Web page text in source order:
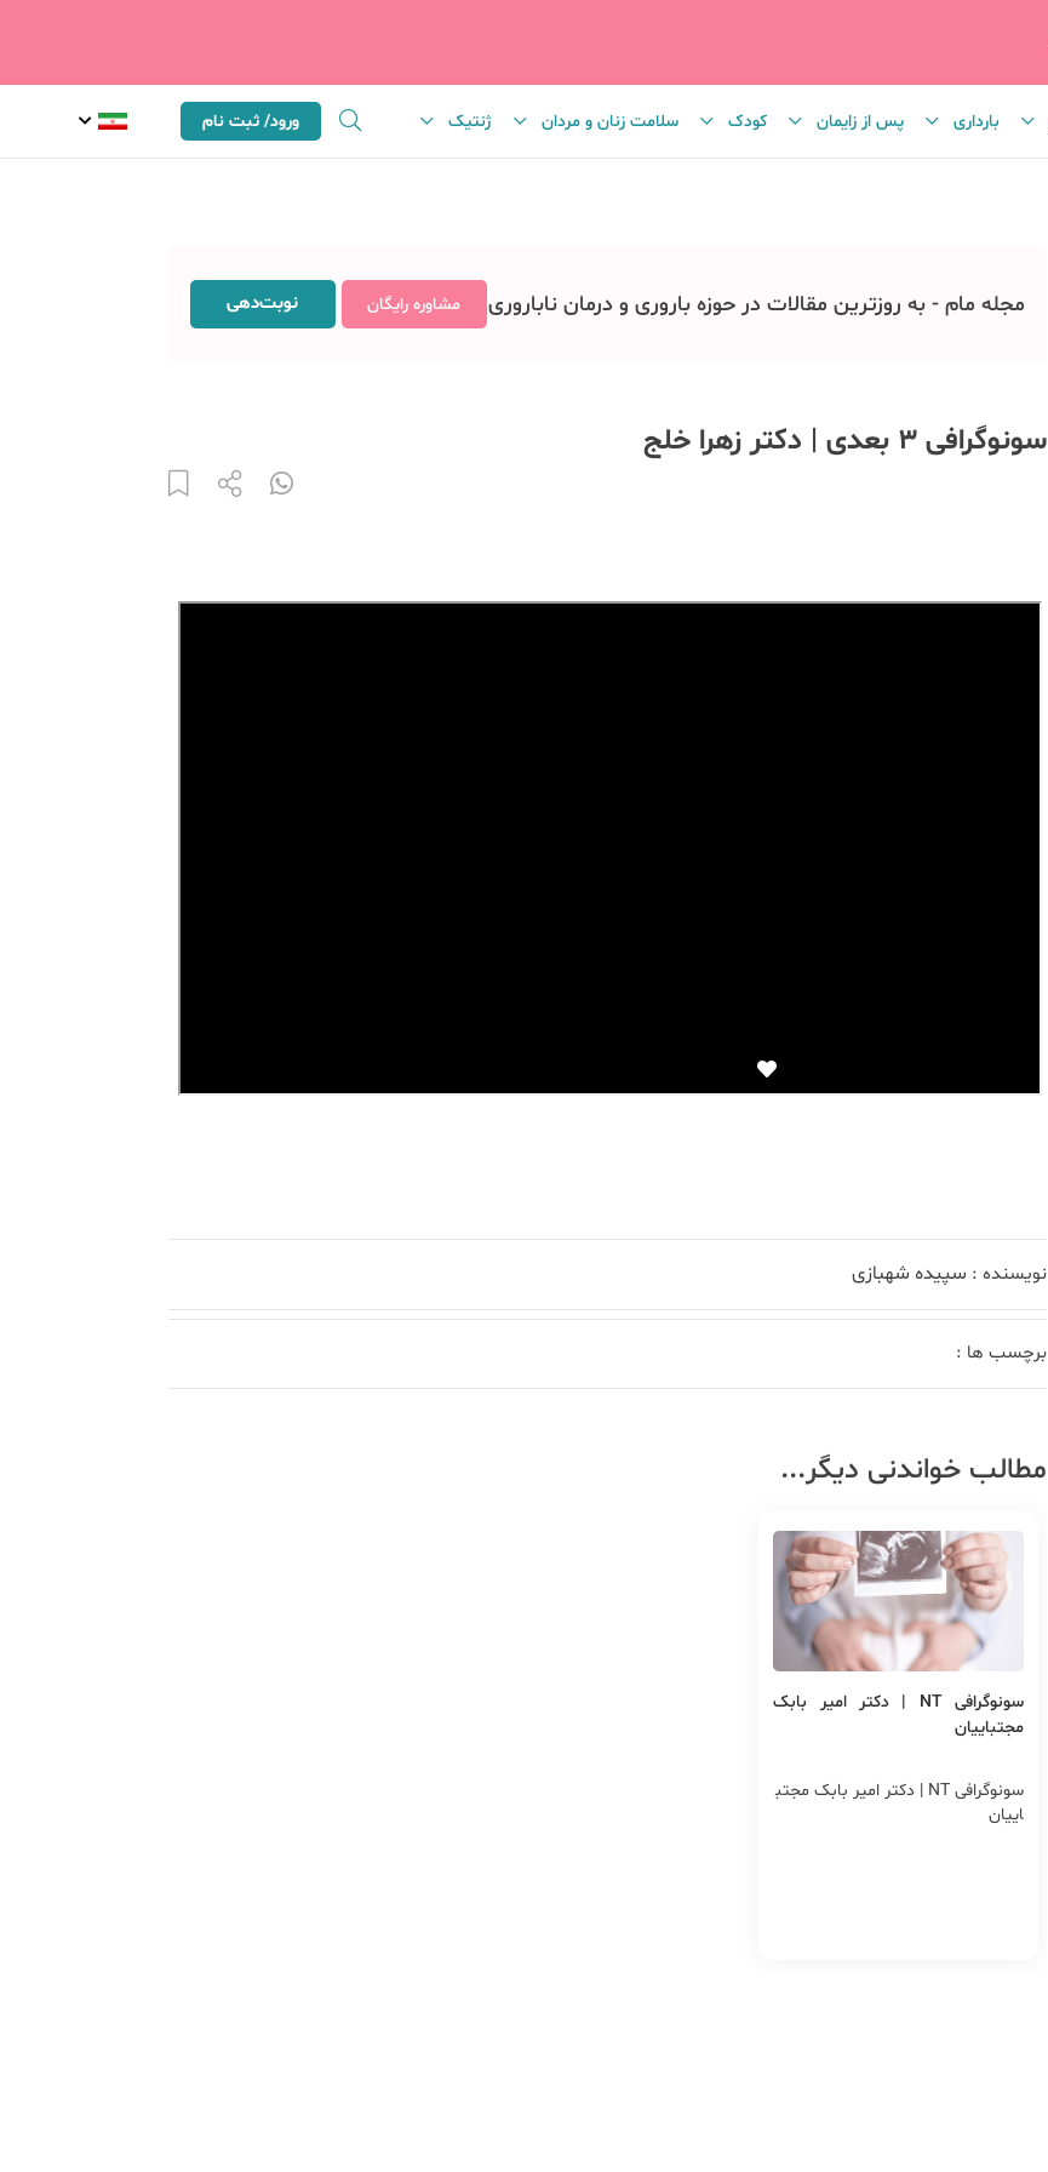
بارداری پس از زایمان کودک سلامت زنان و مردان ژنتیک ورود/ ثبت نام
مجله مام - به روزترین مقالات در حوزه باروری و درمان ناباروری مشاوره رایگان نوبت‌دهی
سونوگرافی 3 بعدی | دکتر زهرا خلج
نویسنده : سپیده شهبازی
برچسب ها :
مطالب خواندنی دیگر...
سونوگرافی NT | دکتر امیر بابک
مجتباییان
سونوگرافی NT | دکتر امیر بابک مجتب
اییان